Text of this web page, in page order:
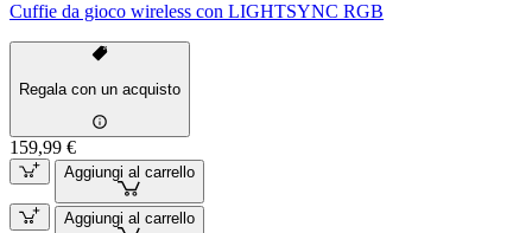
Cuffie da gioco wireless con LIGHTSYNC RGB
Regala con un acquisto
159,99 €
Aggiungi al carrello
Aggiungi al carrello